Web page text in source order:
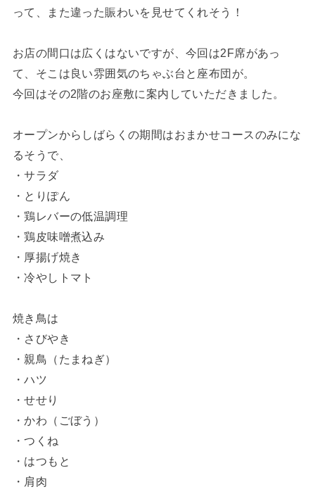
って、また違った賑わいを見せてくれそう！
お店の間口は広くはないですが、今回は2F席があっ
て、そこは良い雰囲気のちゃぶ台と座布団が。
今回はその2階のお座敷に案内していただきました。
オープンからしばらくの期間はおまかせコースのみにな
るそうで、
・サラダ
・とりぽん
・鶏レバーの低温調理
・鶏皮味噌煮込み
・厚揚げ焼き
・冷やしトマト
焼き鳥は
・さびやき
・親鳥（たまねぎ）
・ハツ
・せせり
・かわ（ごぼう）
・つくね
・はつもと
・肩肉